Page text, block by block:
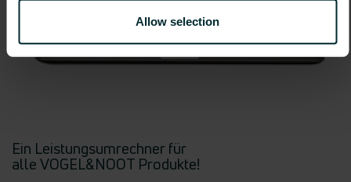
Allow selection
Ein Leistungsumrechner für
alle VOGEL&NOOT Produkte!